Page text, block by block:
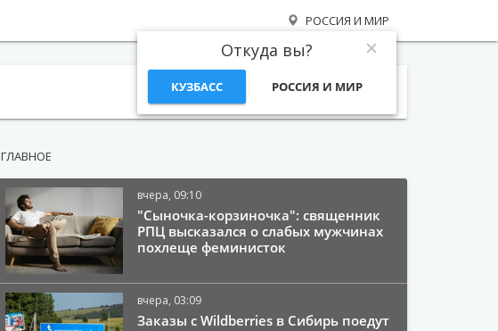
РОССИЯ И МИР
Откуда вы?
КУЗБАСС РОССИЯ И МИР
ГЛАВНОЕ
вчера, 09:10
"Сыночка-корзиночка": священник
РПЦ высказался о слабых мужчинах
похлеще феминисток
вчера, 03:09
Заказы с Wildberries в Сибирь поедут